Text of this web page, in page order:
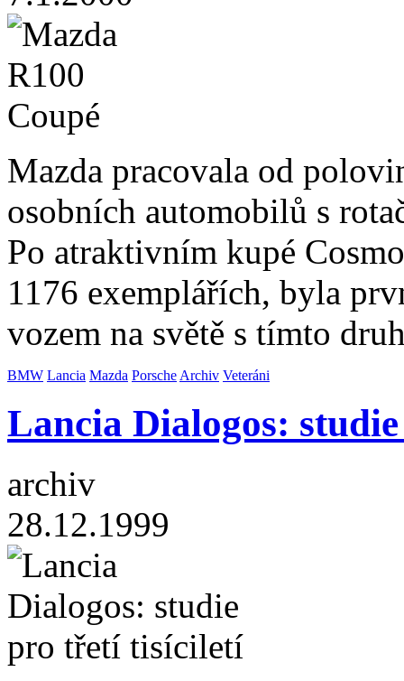
Mazda pracovala od
osobních automobilů s
Po atraktivním kupé
1176 exemplářích, byla
vozem na světě s tímto
BMW Lancia Mazda Porsche Archiv Veteráni
Lancia Dialogos:
archiv
28.12.1999